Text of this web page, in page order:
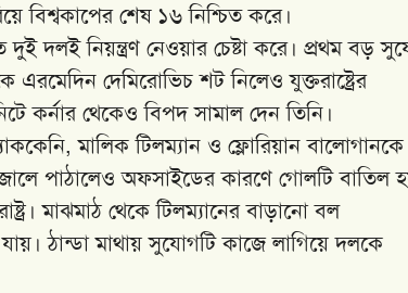
বিশ্বকাপের শেষ ১৬ নিশ্চিত করে।
দুই দলই নিয়ন্ত্রণ নেওয়ার চেষ্টা করে। প্রথম বড়
দেমিরোভিচ শট নিলেও যুক্তরাষ্ট্রের
কর্নার থেকেও বিপদ সামাল দেন তিনি।
মালিক টিলম্যান ও ফ্লোরিয়ান বালোগানকে
পাঠালেও অফসাইডের কারণে গোলটি বাতিল
মাঝমাঠ থেকে টিলম্যানের বাড়ানো বল
ঠান্ডা মাথায় সুযোগটি কাজে লাগিয়ে দলকে